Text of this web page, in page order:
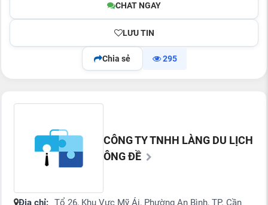
CHAT NGAY
LƯU TIN
Chia sẻ 295
CÔNG TY TNHH LÀNG DU LỊCH
ÔNG ĐỀ
Địa chỉ: Tổ 26, Khu Vực Mỹ Ái, Phường An Bình, TP. Cần